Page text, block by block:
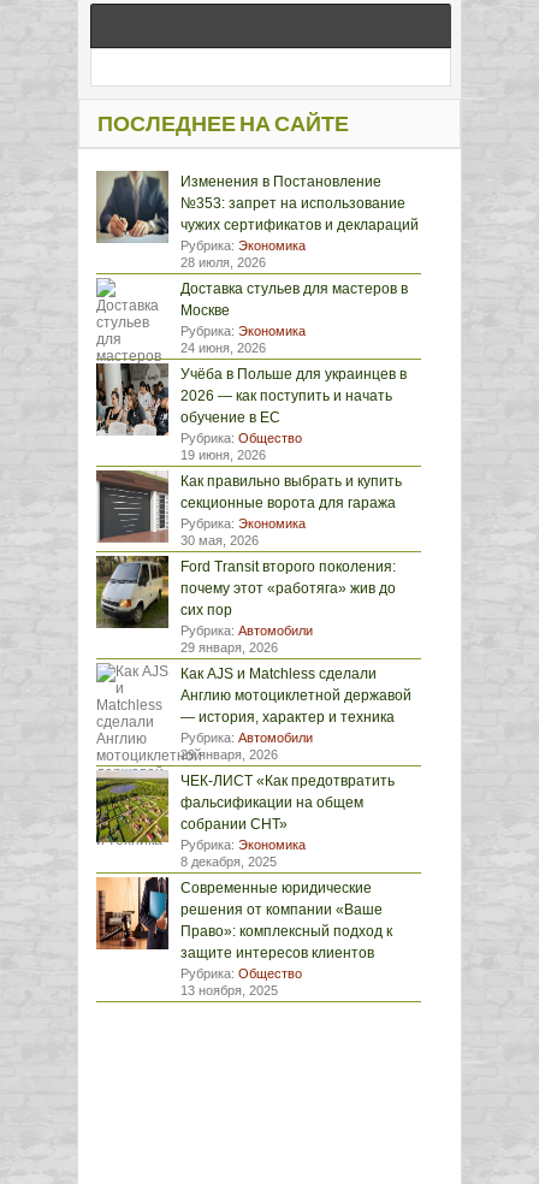
ПОСЛЕДНЕЕ НА САЙТЕ
Изменения в Постановление
№353: запрет на использование
чужих сертификатов и деклараций
Рубрика: Экономика
28 июля, 2026
Доставка стульев для мастеров в
Москве
Рубрика: Экономика
24 июня, 2026
Учёба в Польше для украинцев в
2026 — как поступить и начать
обучение в ЕС
Рубрика: Общество
19 июня, 2026
Как правильно выбрать и купить
секционные ворота для гаража
Рубрика: Экономика
30 мая, 2026
Ford Transit второго поколения:
почему этот «работяга» жив до
сих пор
Рубрика: Автомобили
29 января, 2026
Как AJS и Matchless сделали
Англию мотоциклетной державой
— история, характер и техника
Рубрика: Автомобили
29 января, 2026
ЧЕК-ЛИСТ «Как предотвратить
фальсификации на общем
собрании СНТ»
Рубрика: Экономика
8 декабря, 2025
Современные юридические
решения от компании «Ваше
Право»: комплексный подход к
защите интересов клиентов
Рубрика: Общество
13 ноября, 2025